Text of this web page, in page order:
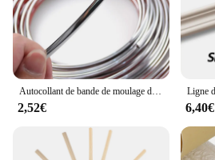
2,52€ 6,40€